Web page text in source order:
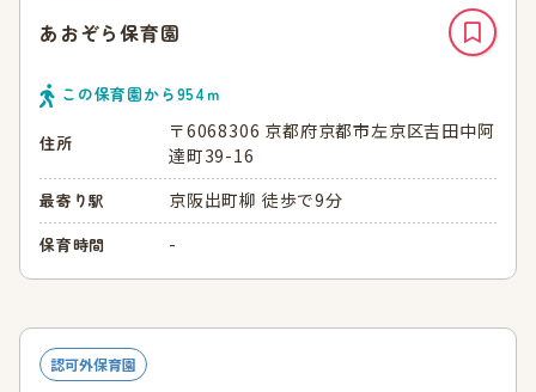
あおぞら保育園
この保育園から954 ｍ
住所
〒6068306 京都府京都市左京区吉田中阿
達町39-16
最寄り駅 京阪出町柳 徒歩で9分
保育時間 -
認可外保育園